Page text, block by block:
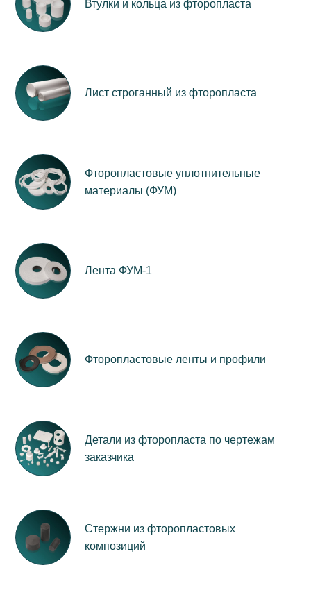
Втулки и кольца из фторопласта
Лист строганный из фторопласта
Фторопластовые уплотнительные
материалы (ФУМ)
Лента ФУМ-1
Фторопластовые ленты и профили
Детали из фторопласта по чертежам
заказчика
Стержни из фторопластовых
композиций